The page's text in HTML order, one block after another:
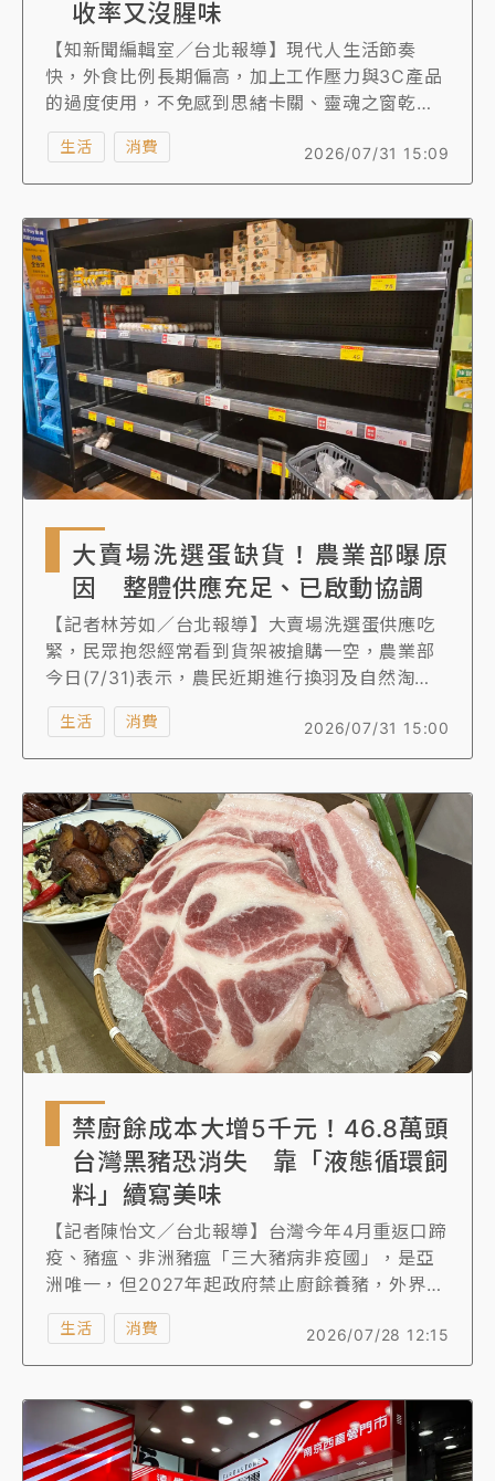
收率又沒腥味
【知新聞編輯室／台北報導】現代人生活節奏
快，外食比例長期偏高，加上工作壓力與3C產品
的過度使用，不免感到思緒卡關、靈魂之窗乾
澀，保養品要怎麼吃得到位，中租企業旗下「仲
安家頂極魚油」主打高純度與高吸收率，以93%
Omega-3含量與rTG型態為核心特色，鎖定追求
2026/07/31 15:09
生活 消費
大賣場洗選蛋缺貨！農業部曝原
因 整體供應充足、已啟動協調
【記者林芳如／台北報導】大賣場洗選蛋供應吃
緊，民眾抱怨經常看到貨架被搶購一空，農業部
今日(7/31)表示，農民近期進行換羽及自然淘
汰，現階段處於雞群調整與新雞陸續投入生產的
過渡期，但目前蛋雞產能整體仍屬充足，部分賣
場與蛋商仍在洽談契約，導致影響上架進度，針
2026/07/31 15:00
生活 消費
禁廚餘成本大增5千元！46.8萬頭
台灣黑豬恐消失 靠「液態循環飼
料」續寫美味
【記者陳怡文／台北報導】台灣今年4月重返口蹄
疫、豬瘟、非洲豬瘟「三大豬病非疫國」，是亞
洲唯一，但2027年起政府禁止廚餘養豬，外界憂
心台灣美味的黑豬肉將消失，對此，農業部掛保
證「不會消失」，農民也舉股市創下4萬8千點，
都是AI類股，很多人員也擔心AI取代工作，黑豬
輸西班牙伊比利黑豬、鹿兒島黑豬，養豬協會則
認為，黑豬改用飼料一隻增加約5千多元成本，還
好政府要給黑豬一條生路「液態循環飼料」。
2026/07/28 12:15
生活 消費